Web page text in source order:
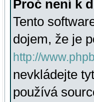
Proč není k
Tento
dojem, že je
http://
nevkládejte
používá